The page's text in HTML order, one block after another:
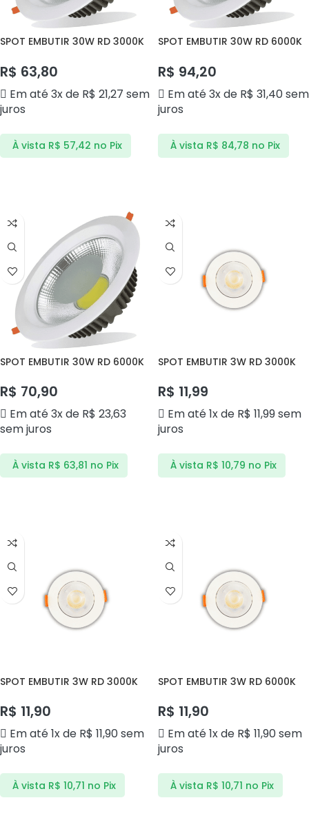
SPOT EMBUTIR 30W RD 3000K
R$ 63,80
Em até 3x de R$ 21,27 sem
juros
À vista R$ 57,42 no Pix
SPOT EMBUTIR 30W RD 6000K
R$ 94,20
Em até 3x de R$ 31,40sem
juros
À vista R$ 84,78 no Pix
SPOT EMBUTIR 30W RD 6000K
R$ 70,90
Em até 3x de R$ 23,63
sem juros
À vista R$ 63,81 no Pix
SPOT EMBUTIR 3W RD 3000K
R$ 11,99
Em até 1x de R$ 11,99sem
juros
À vista R$ 10,79 no Pix
SPOT EMBUTIR 3W RD 3000K
R$ 11,90
Em até 1x de R$ 11,90sem
juros
À vista R$ 10,71 no Pix
SPOT EMBUTIR 3W RD 6000K
R$ 11,90
Em até 1x de R$ 11,90sem
juros
À vista R$ 10,71 no Pix